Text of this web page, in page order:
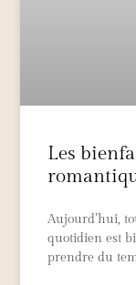
Les
Aujourd’hui,
quotidien est
prendre du